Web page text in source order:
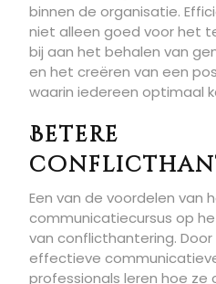
binnen de organisatie.
niet alleen goed voor het
bij aan het behalen van
en het creëren van een
waarin iedereen optimaal
Betere
Een van de voordelen van
communicatiecursus op
van conflicthantering.
effectieve
professionals leren hoe